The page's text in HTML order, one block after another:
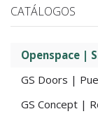
CATÁLOGOS
Openspace |
GS Doors |
GS Concept |